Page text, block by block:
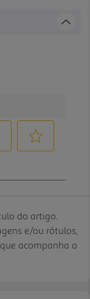
do artigo.
e/ou rótulos,
acompanha o